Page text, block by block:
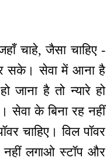
चाहे, जैसा चाहिए -
सके। सेवा में आना है
जाना है तो न्यारे हो
सेवा के बिना रह नहीं
चाहिए। विल पॉवर
नहीं लगाओ स्टॉप और